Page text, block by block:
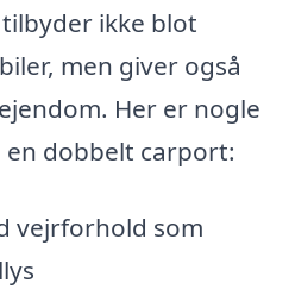
ikke blot
men giver også
Her er nogle
dobbelt carport:
vejrforhold som